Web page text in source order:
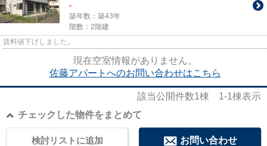
-
築年数：築43年
階数：2階建
賃料値下げしました。
現在空室情報がありません。
佐藤アパートへのお問い合わせはこちら
該当公開件数1棟 1-1棟表示
チェックした物件をまとめて
お問い合わせ
検討リストに追加